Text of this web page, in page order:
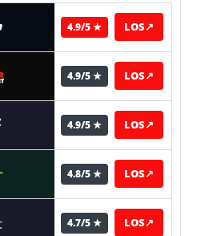
4.9/5 ★ LOS↗
4.9/5 ★ LOS↗
4.9/5 ★ LOS↗
4.8/5 ★ LOS↗
4.7/5 ★ LOS↗